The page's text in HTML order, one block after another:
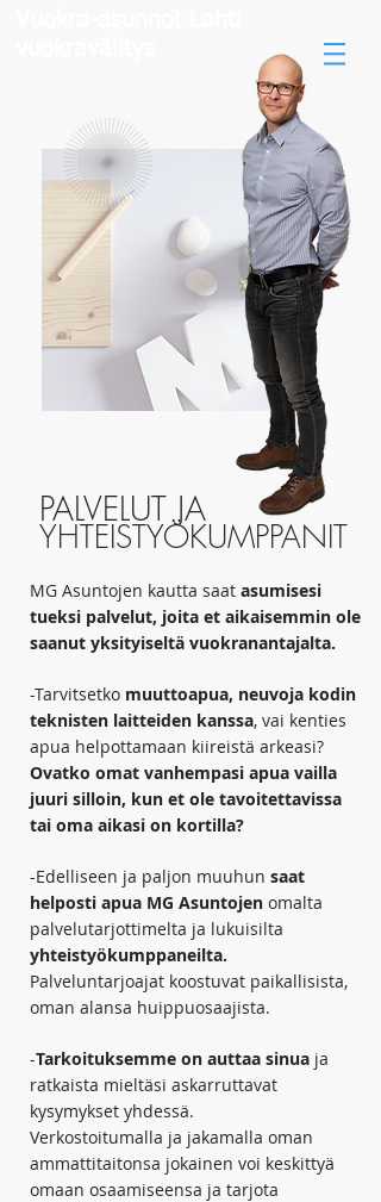
PALVELUT JA
YHTEISTYÖKUMPPANIT
MG Asuntojen kautta saat asumisesi
tueksi palvelut, joita et aikaisemmin ole
saanut yksityiseltä vuokranantajalta.
-Tarvitsetko muuttoapua, neuvoja kodin
teknisten laitteiden kanssa, vai kenties
apua helpottamaan kiireistä arkeasi?
Ovatko omat vanhempasi apua vailla
juuri silloin, kun et ole tavoitettavissa
tai oma aikasi on kortilla?
-Edelliseen ja paljon muuhun saat
helposti apua MG Asuntojen omalta
palvelutarjottimelta ja lukuisilta
yhteistyökumppaneilta.
Palveluntarjoajat koostuvat paikallisista,
oman alansa huippuosaajista.
-Tarkoituksemme on auttaa sinua ja
ratkaista mieltäsi askarruttavat
kysymykset yhdessä.
Verkostoitumalla ja jakamalla oman
ammattitaitonsa jokainen voi keskittyä
omaan osaamiseensa ja tarjota